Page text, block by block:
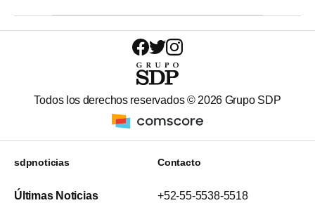
Todos los derechos reservados © 2026 Grupo SDP
sdpnoticias
Últimas Noticias
Contacto
+52-55-5538-5518